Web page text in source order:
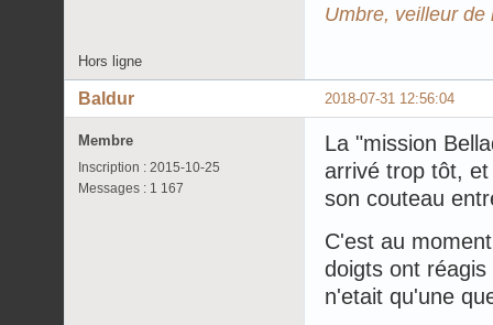
Umbre, veilleur
Hors ligne
2018-07-31 12:56:04
Baldur
Membre
Inscription : 2015-10-25
Messages : 1 167
La "mission
arrivé trop tôt,
son couteau
C'est au
doigts ont
n'etait qu'une